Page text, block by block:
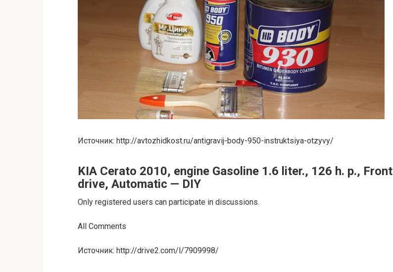
Источник: http://avtozhidkost.ru/antigravij-body-950-instruktsiya-otzyvy/
KIA Cerato 2010, engine Gasoline 1.6 liter., 126 h. p., Front
drive, Automatic — DIY
Only registered users can participate in discussions.
All Comments
Источник: http://drive2.com/l/7909998/